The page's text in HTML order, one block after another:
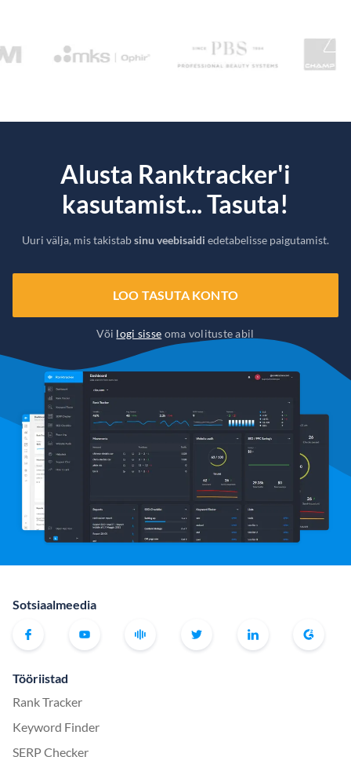
Alusta Ranktracker'i
kasutamist... Tasuta!
Uuri välja, mis takistabsinu veebisaidi edetabelisse paigutamist.
LOO TASUTA KONTO
Või logi sisse oma volituste abil
Sotsiaalmeedia
Tööriistad
Rank Tracker
Keyword Finder
SERP Checker